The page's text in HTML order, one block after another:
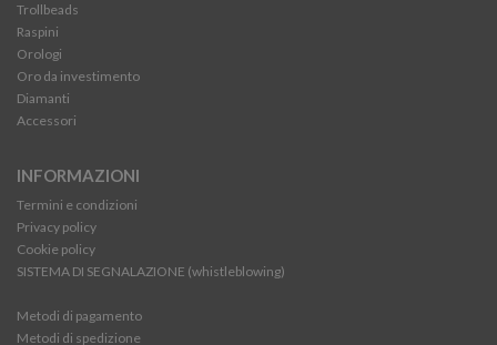
Trollbeads
Raspini
Orologi
Oro da investimento
Diamanti
Accessori
INFORMAZIONI
Termini e condizioni
Privacy policy
Cookie policy
SISTEMA DI SEGNALAZIONE (whistleblowing)
Metodi di pagamento
Metodi di spedizione